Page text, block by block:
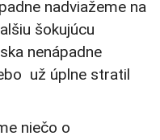
nadviažeme na
šokujúcu
nenápadne
už úplne stratil
niečo o